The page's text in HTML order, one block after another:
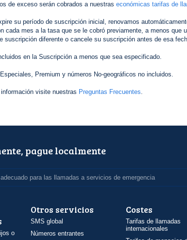
de exceso serán cobrados a nuestras económicas tarifas de
su período de suscripción inicial, renovamos
cada mes a la tasa que se le cobró previamente, a menos que
suscripción diferente o cancele su suscripción antes de esa
en la Suscripción a menos que sea especificado.
Premium y números No-geográficos no incluidos.
visite nuestras Preguntas Frecuentes.
pague localmente
para las llamadas a servicios de emergencia
o
Otros servicios
SMS global
Números entrantes
Costes
Tarifas de llamadas
internacionales